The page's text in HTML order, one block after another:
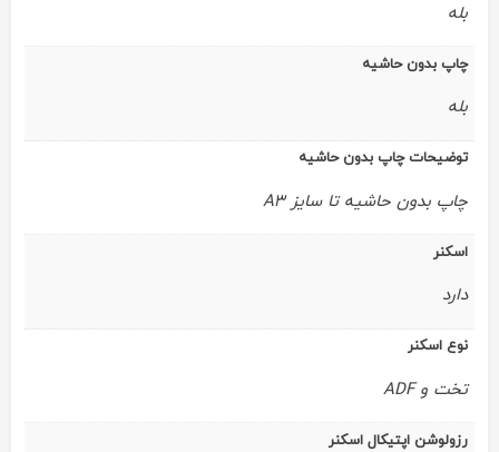
بله
چاپ بدون حاشیه
بله
توضیحات چاپ بدون حاشیه
چاپ بدون حاشیه تا سایز A3
اسکنر
دارد
نوع اسکنر
تخت و ADF
رزولوشن اپتیکال اسکنر